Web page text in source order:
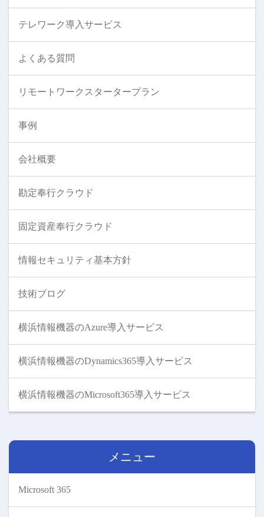
テレワーク導入サービス
よくある質問
リモートワークスタータープラン
事例
会社概要
勘定奉行クラウド
固定資産奉行クラウド
情報セキュリティ基本方針
技術ブログ
横浜情報機器のAzure導入サービス
横浜情報機器のDynamics365導入サービス
横浜情報機器のMicrosoft365導入サービス
メニュー
Microsoft 365